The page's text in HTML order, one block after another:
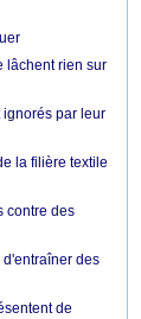
lâchent rien sur
ignorés par leur
la filière textile
contre des
des
de